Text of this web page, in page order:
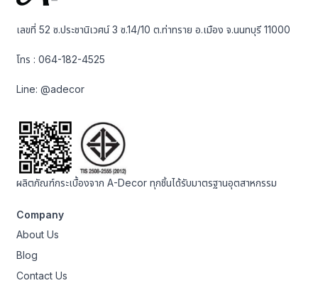
เลขที่ 52 ซ.ประชานิเวศน์ 3 ซ.14/10 ต.ท่าทราย อ.เมือง จ.นนทบุรี 11000
โทร :064-182-4525
Line:@adecor
ผลิตภัณฑ์กระเบื้องจาก A-Decor ทุกชิ้นได้รับมาตรฐานอุตสาหกรรม
Company
About Us
Blog
Contact Us